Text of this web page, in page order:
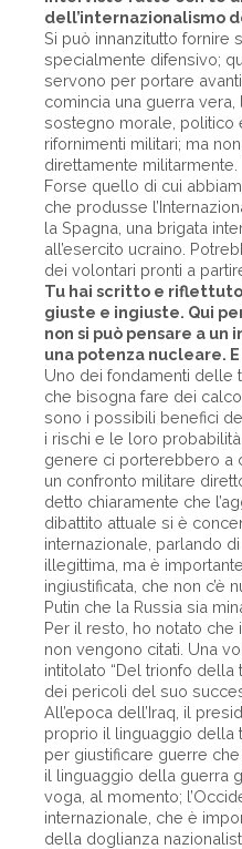
dell’internazionalismo
Si può innanzitutto fornire
specialmente difensivo;
servono per portare
comincia una guerra vera,
sostegno morale, politico
rifornimenti militari; ma
direttamente militarmente.
Forse quello di cui
che produsse
la Spagna, una brigata
all’esercito ucraino.
dei volontari pronti a
Tu hai scritto e
giuste e ingiuste. Qui
non si può pensare a
una potenza nucleare.
Uno dei fondamenti delle
che bisogna fare dei
sono i possibili benefici
i rischi e le loro
genere ci porterebbero a
un confronto militare
detto chiaramente che
dibattito attuale si è
internazionale, parlando di
illegittima, ma è
ingiustificata, che non c’è
Putin che la Russia sia
Per il resto, ho notato
non vengono citati. Una
intitolato “Del trionfo
dei pericoli del suo
All’epoca dell’Iraq, il
proprio il linguaggio della
per giustificare guerre
il linguaggio della guerra
voga, al momento;
internazionale, che è
della doglianza